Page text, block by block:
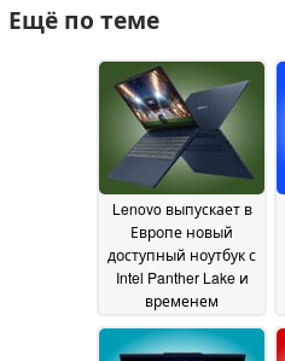
Ещё по теме
Lenovo выпускает в
Европе новый
доступный ноутбук с
Intel Panther Lake и
временем
более 27 часов04 June